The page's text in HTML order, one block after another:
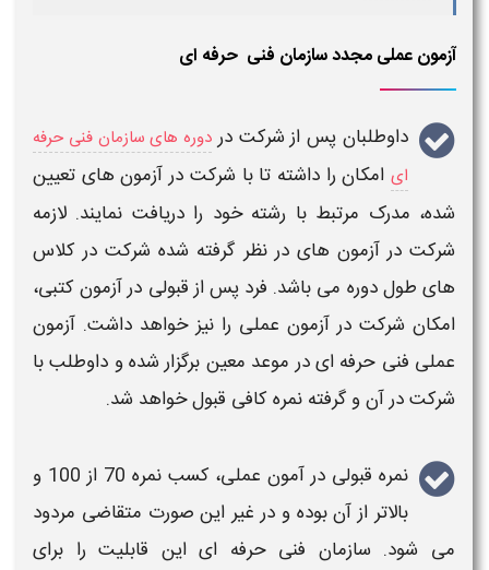
آزمون عملی مجدد سازمان فنی حرفه ای
داوطلبان پس از شرکت در دوره های سازمان فنی حرفه
ایامکان را داشته تا با شرکت در آزمون های تعیین
شده، مدرک مرتبط با رشته خود را دریافت نمایند. لازمه
شرکت در آزمون های در نظر گرفته شده شرکت در کلاس
های طول دوره می باشد. فرد پس از قبولی درآزمون کتبی،
امکان شرکت در آزمون عملی را نیز خواهد داشت. آزمون
عملی فنی حرفه ایدر موعد معین برگزار شده و داوطلب با
شرکت در آن و گرفته نمره کافی قبول خواهد شد.
نمره قبولی در آمون عملی
، کسب نمره 70 از 100 و
بالاتر از آن بوده و در غیر این صورت متقاضی مردود
می شود. سازمان فنی حرفه ایاین قابلیت را برای